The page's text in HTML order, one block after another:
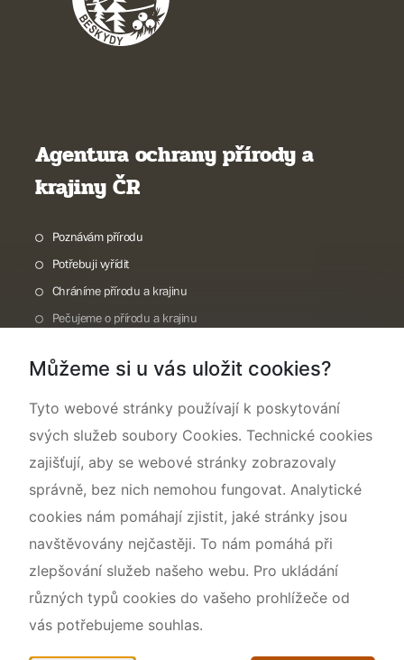
Agentura ochrany přírody a
krajiny ČR
Poznávám přírodu
Potřebuji vyřídit
Chráníme přírodu a krajinu
Pečujeme o přírodu a krajinu
O nás
Můžeme si u vás uložit cookies?
Tyto webové stránky používají k poskytování
svých služeb soubory Cookies. Technické cookies
zajišťují, aby se webové stránky zobrazovaly
správně, bez nich nemohou fungovat. Analytické
cookies nám pomáhají zjistit, jaké stránky jsou
navštěvovány nejčastěji. To nám pomáhá při
zlepšování služeb našeho webu. Pro ukládání
různých typů cookies do vašeho prohlížeče od
vás potřebujeme souhlas.